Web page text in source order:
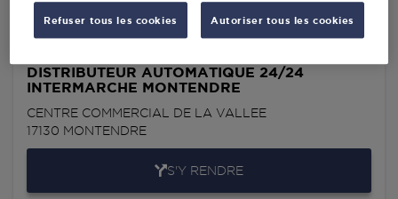
DISTRIBUTEUR AUTOMATIQUE 24/24
INTERMARCHE MONTENDRE
CENTRE COMMERCIAL DE LA VALLEE
17130 MONTENDRE
S'Y RENDRE
Refuser tous les cookies Autoriser tous les cookies